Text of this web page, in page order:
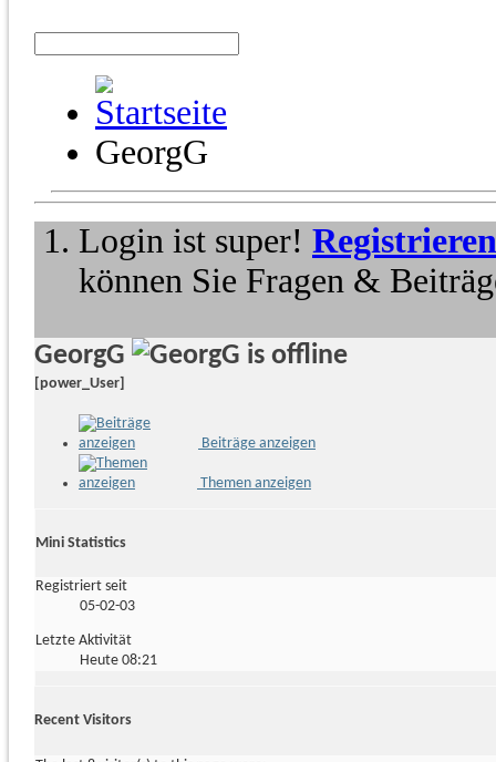
GeorgG
Login ist super! Registrieren
können Sie Fragen &
GeorgG
[power_User]
Beiträge anzeigen
Themen anzeigen
Mini Statistics
Registriert seit
05-02-03
Letzte Aktivität
Heute 08:21
Recent Visitors